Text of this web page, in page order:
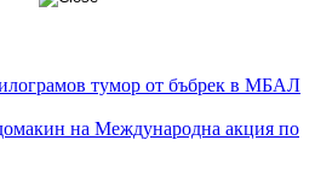
тумор от бъбрек в МБАЛ
на Международна акция по